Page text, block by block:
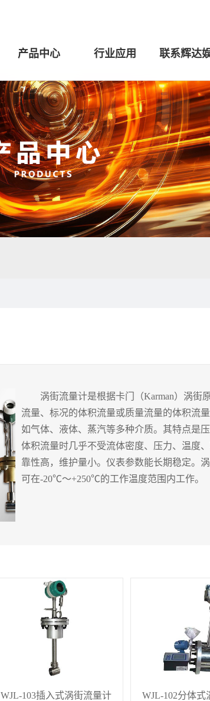
产品中心 行业应用 联系辉达
涡街流量计是根据卡门（Karman）涡街
流量、标况的体积流量或质量流量的体积流
如气体、液体、蒸汽等多种介质。其特点是
体积流量时几乎不受流体密度、压力、温度
靠性高，维护量小。仪表参数能长期稳定。
可在-20℃～+250℃的工作温度范围内工作。
WJL-103插入式涡街流量计 WJL-102分体式